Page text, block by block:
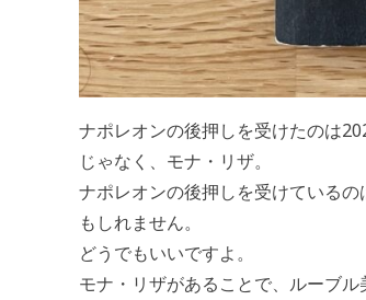
ナポレオンの後押しを受けたのは
じゃなく、モナ・リザ。
ナポレオンの後押しを受けている
もしれません。
どうでもいいですよ。
モナ・リザがあることで、ルーブ